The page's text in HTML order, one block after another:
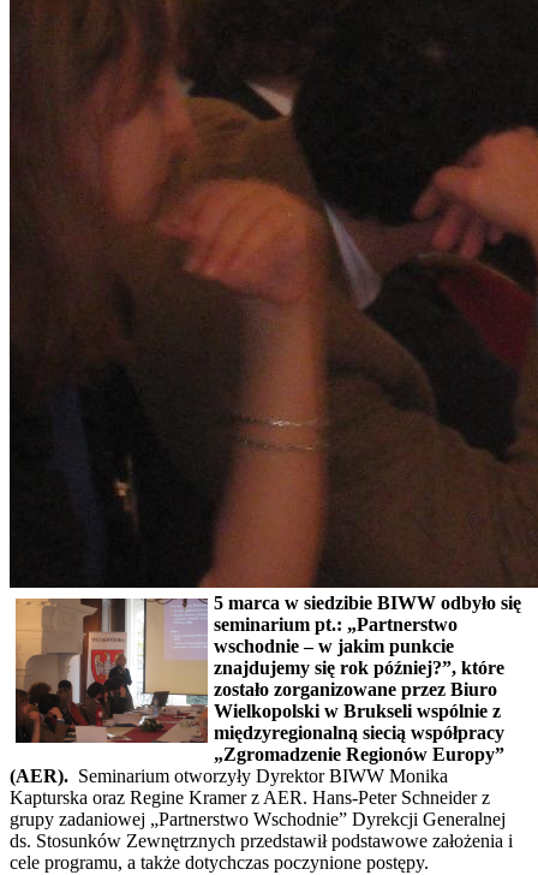
5 marca w siedzibie BIWW odbyło się
seminarium pt.: „Partnerstwo
wschodnie – w jakim punkcie
znajdujemy się rok później?”, które
zostało zorganizowane przez Biuro
Wielkopolski w Brukseli wspólnie z
międzyregionalną siecią współpracy
„Zgromadzenie Regionów Europy”
(AER). Seminarium otworzyły Dyrektor BIWW Monika
Kapturska oraz Regine Kramer z AER. Hans-Peter Schneider z
grupy zadaniowej „Partnerstwo Wschodnie” Dyrekcji Generalnej
ds. Stosunków Zewnętrznych przedstawił podstawowe założenia i
cele programu, a także dotychczas poczynione postępy.